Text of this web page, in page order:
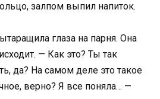
залпом выпил напиток.
глаза на парня. Она
— Как это? Ты так
да? На самом деле это такое
верно? Я все поняла… —